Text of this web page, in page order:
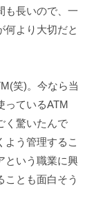
も長いので、一
何より大切だと
笑)。今なら当
っているATM
く驚いたんで
よう管理するこ
という職業に興
ことも面白そう